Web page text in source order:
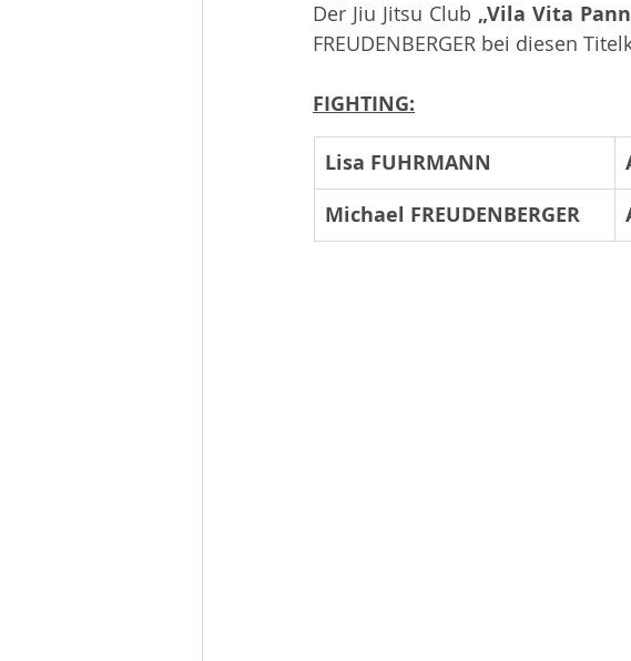
Der Jiu Jitsu Club „Vila Vita
FREUDENBERGER bei diesen
FIGHTING:
Lisa FUHRMANN
Michael FREUDENBERGER